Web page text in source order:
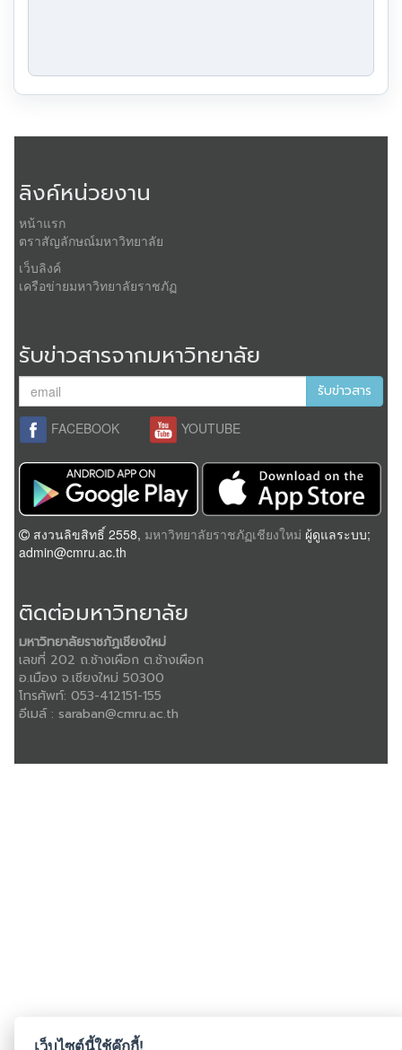
ลิงค์หน่วยงาน
หน้าแรก
ตราสัญลักษณ์มหาวิทยาลัย
เว็บลิงค์
เครือข่ายมหาวิทยาลัยราชภัฏ
รับข่าวสารจากมหาวิทยาลัย
รับข่าวสาร
FACEBOOK YOUTUBE
สงวนลิขสิทธิ์ 2558, มหาวิทยาลัยราชภัฏเชียงใหม่ ผู้ดูแลระบบ;
admin@cmru.ac.th
ติดต่อมหาวิทยาลัย
มหาวิทยาลัยราชภัฏเชียงใหม่
เลขที่ 202 ถ.ช้างเผือก ต.ช้างเผือก
อ.เมือง จ.เชียงใหม่ 50300
โทรศัพท์: 053-412151-155
อีเมล์ : saraban@cmru.ac.th
เว็บไซต์นี้ใช้คุ๊กกี้!